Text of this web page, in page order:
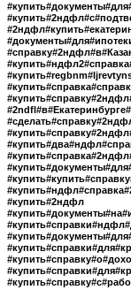
#купить#2ндфл